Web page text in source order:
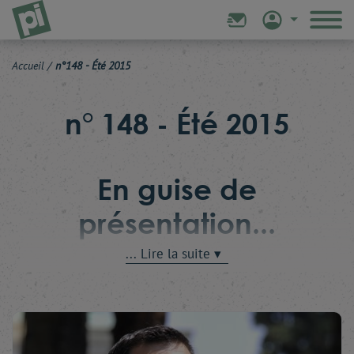
Accueil / n°148 - Été 2015
n° 148 - Été 2015
En guise de
présentation...
On anticipe mieux les réactions des États lorsque l'on
se déroule dans un cadre informel et sans
chronomètre. On perçoit bien, à ce prix, qui est